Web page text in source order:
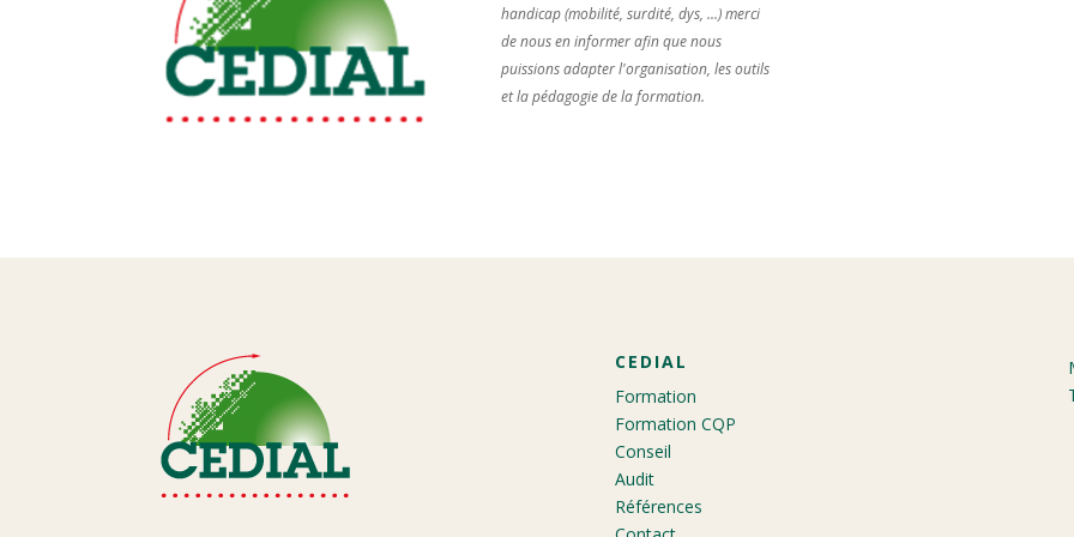
handicap (mobilité, surdité, dys, ...) merci
de nous en informer afin que nous
puissions adapter l'organisation, les outils
et la pédagogie de la formation.
CEDIAL
Formation
Formation CQP
Conseil
Audit
Références